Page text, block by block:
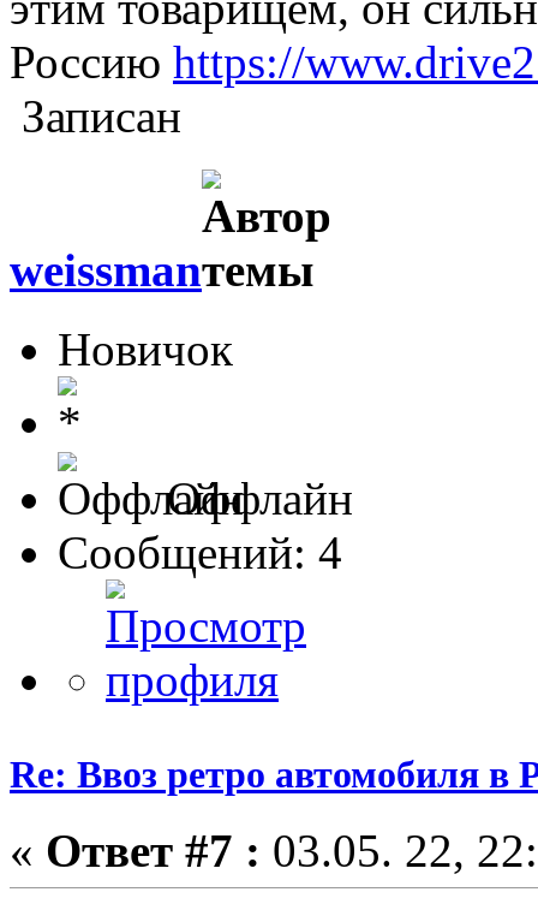
Россию https://
Записан
weissman
Новичок
Оффлайн
Сообщений: 4
Re: Ввоз ретро автомобиля
« Ответ #7 : 03.05. 22,